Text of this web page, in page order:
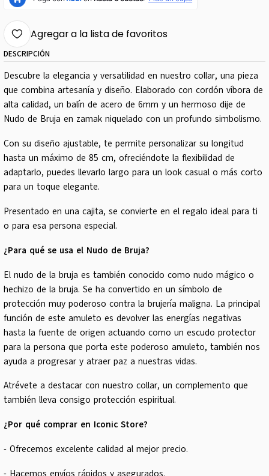
Agregar a la lista de favoritos
DESCRIPCIÓN
Descubre la elegancia y versatilidad en nuestro collar, una pieza
que combina artesanía y diseño. Elaborado con cordón víbora de
alta calidad, un balín de acero de 6mm y un hermoso dije de
Nudo de Bruja en zamak niquelado con un profundo simbolismo.
Con su diseño ajustable, te permite personalizar su longitud
hasta un máximo de 85 cm, ofreciéndote la flexibilidad de
adaptarlo, puedes llevarlo largo para un look casual o más corto
para un toque elegante.
Presentado en una cajita, se convierte en el regalo ideal para ti
o para esa persona especial.
¿Para qué se usa el Nudo de Bruja?
El nudo de la bruja es también conocido como nudo mágico o
hechizo de la bruja. Se ha convertido en un símbolo de
protección muy poderoso contra la brujería maligna. La principal
función de este amuleto es devolver las energías negativas
hasta la fuente de origen actuando como un escudo protector
para la persona que porta este poderoso amuleto, también nos
ayuda a progresar y atraer paz a nuestras vidas.
Atrévete a destacar con nuestro collar, un complemento que
también lleva consigo protección espiritual.
¿Por qué comprar en Iconic Store?
- Ofrecemos excelente calidad al mejor precio.